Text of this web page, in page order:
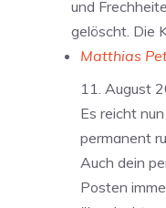
und
gelöscht. Die
Matthias
11. August
Es reicht
permanent
Auch dein
Posten